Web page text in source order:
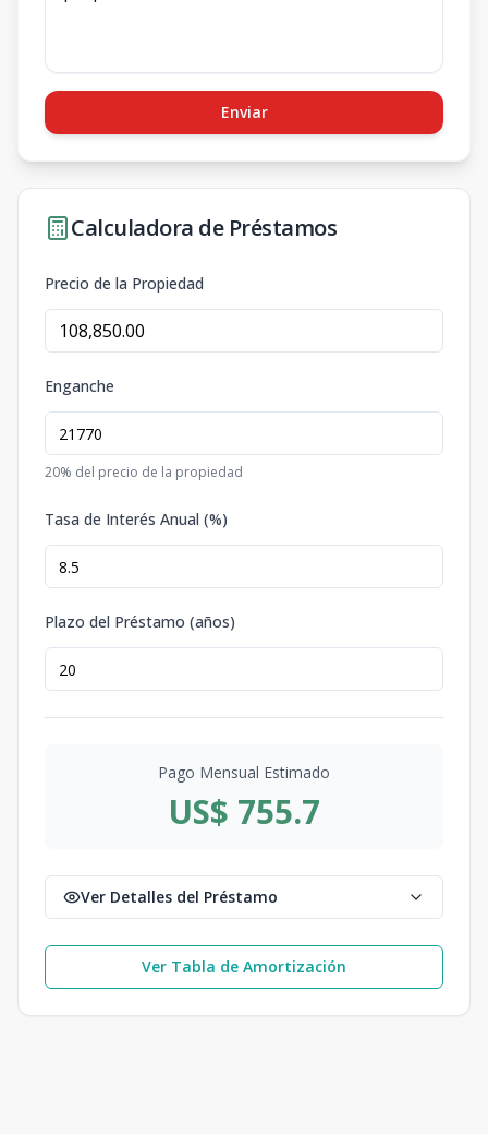
Enviar
Calculadora de Préstamos
Precio de la Propiedad
Enganche
20% del precio de la propiedad
Tasa de Interés Anual (%)
Plazo del Préstamo (años)
Pago Mensual Estimado
US$ 755.7
Ver Detalles del Préstamo
Ver Tabla de Amortización